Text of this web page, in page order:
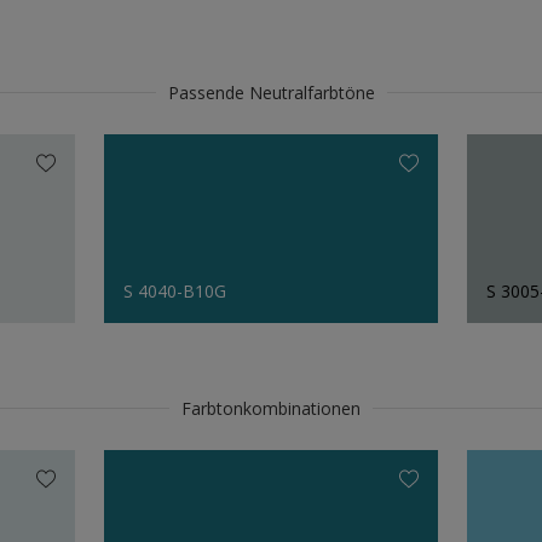
Passende Neutralfarbtöne
S 4040-B10G S
Farbtonkombinationen